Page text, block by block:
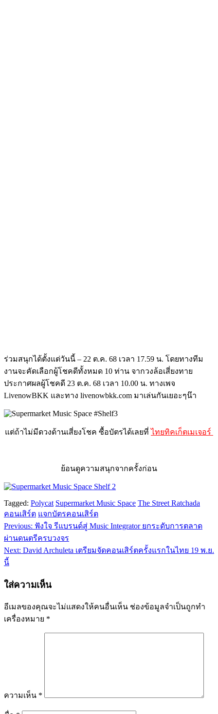
ร่วมสนุกได้ตั้งแต่วันนี้ – 22 ต.ค. 68 เวลา 17.59 น. โดยทางทีม
งานจะคัดเลือกผู้โชคดีทั้งหมด 10 ท่าน จากวงล้อเสี่ยงทาย
ประกาศผลผู้โชคดี 23 ต.ค. 68 เวลา 10.00 น. ทางเพจ
LivenowBKK และทาง livenowbkk.com มาเล่นกันเยอะๆน๊า
แต่ถ้าไม่มีดวงด้านเสี่ยงโชค ซื้อบัตรได้เลยที่ไทยทิคเก็ตเมเจอร์
ย้อนดูความสนุกจากครั้งก่อน
Tagged: Polycat Supermarket Music Space The Street Ratchada
คอนเสิร์ต แจกบัตรคอนเสิร์ต
แนะแนว
เรื่อง
Previous: ฟังใจ รีแบรนด์สู่ Music Integrator ยกระดับการตลาด
ผ่านดนตรีครบวงจร
Next: David Archuleta เตรียมจัดคอนเสิร์ตครั้งแรกในไทย 19 พ.ย.
นี้
ใส่ความเห็น
อีเมลของคุณจะไม่แสดงให้คนอื่นเห็น ช่องข้อมูลจำเป็นถูกทำ
เครื่องหมาย *
ความเห็น *